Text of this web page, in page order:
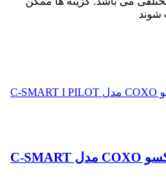
شوند
اپکس روتاری بی سیم کوکسو COXO مدل C-SMART